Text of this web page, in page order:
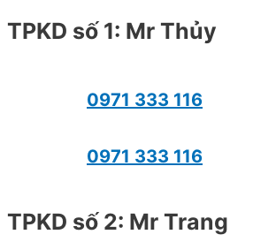
TPKD số 1: Mr Thủy
0971 333 116
0971 333 116
TPKD số 2: Mr Trang